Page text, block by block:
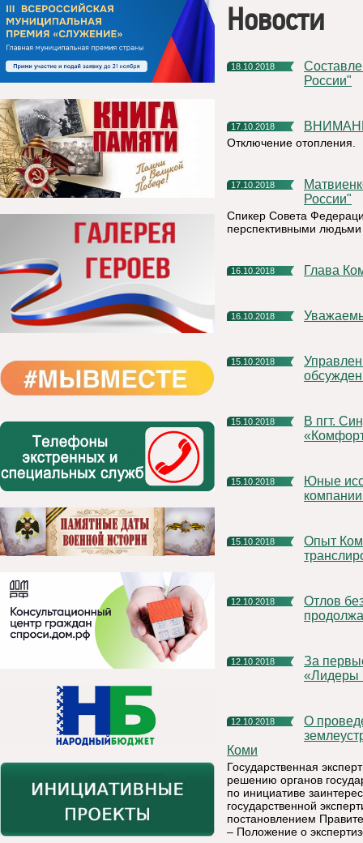
Новости
18.10.2018
Составлен рейтинг активности регионов на конкурсе "Лидеры
России"
17.10.2018
Отключение отопления.
17.10.2018
Матвиенко решила стать наставником в конкурсе "Лидеры
России"
Спикер Совета
перспективными
16.10.2018 Глава
16.10.2018
15.10.2018
Управление Роспотребнадзора приглашает на Публичные
15.10.2018
В пгт. Синдор завершились работы по реализации программы
15.10.2018
Юные исследователи из Ухты и Емвы удостоились призов от
15.10.2018
Опыт Коми по трудоустройству молодежи может
12.10.2018
Отлов безнадзорных собак в Княжпогостском районе
12.10.2018
За первые сутки после старта регистрации на конкурс
«Лидеры
12.10.2018
О проведении государственной экспертизы
Коми
Государственная
решению органов
по инициативе
государственной
постановлением
– Положение о